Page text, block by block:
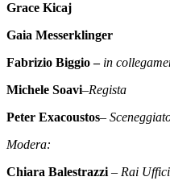
Grace Kicaj
Gaia Messerklinger
Fabrizio Biggio – in
Michele Soavi–Regista
Peter Exacoustos–
Modera:
Chiara Balestrazzi – Rai